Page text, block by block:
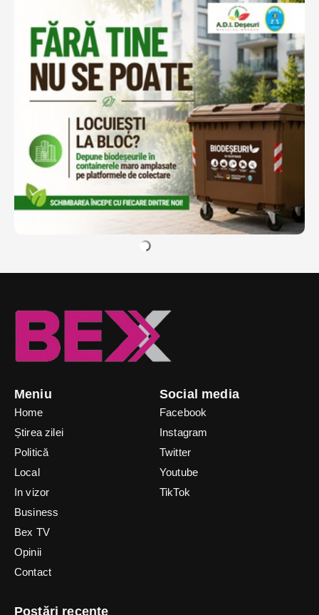
Meniu
Home
Știrea zilei
Politică
Local
In vizor
Business
Bex TV
Opinii
Contact
Social media
Facebook
Instagram
Twitter
Youtube
TikTok
Postări recente